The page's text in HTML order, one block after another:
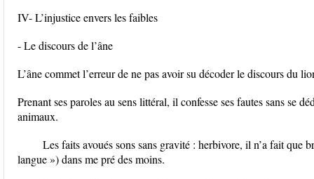
IV- L’injustice envers les faibles
- Le discours de l’âne
L’âne commet l’erreur de ne pas avoir su décoder le discours du
Prenant ses paroles au sens littéral, il confesse ses fautes sans se
animaux.
Les faits avoués sons sans gravité : herbivore, il n’a fait que
langue ») dans me pré des moins.